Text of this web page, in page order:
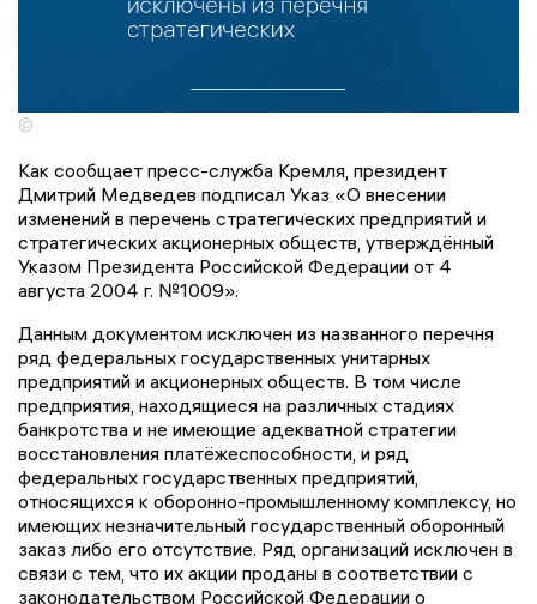
©
Как сообщает пресс-служба Кремля, президент
Дмитрий Медведев подписал Указ «О внесении
изменений в перечень стратегических предприятий и
стратегических акционерных обществ, утверждённый
Указом Президента Российской Федерации от 4
августа 2004 г. №1009».
Данным документом исключен из названного перечня
ряд федеральных государственных унитарных
предприятий и акционерных обществ. В том числе
предприятия, находящиеся на различных стадиях
банкротства и не имеющие адекватной стратегии
восстановления платёжеспособности, и ряд
федеральных государственных предприятий,
относящихся к оборонно-промышленному комплексу, но
имеющих незначительный государственный оборонный
заказ либо его отсутствие. Ряд организаций исключен в
связи с тем, что их акции проданы в соответствии с
законодательством Российской Федерации о